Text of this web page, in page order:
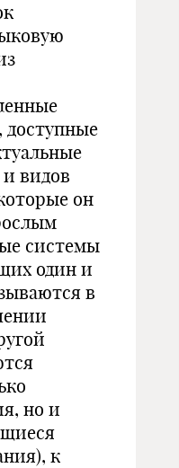
видов
он
системы
один и
в
но и
к